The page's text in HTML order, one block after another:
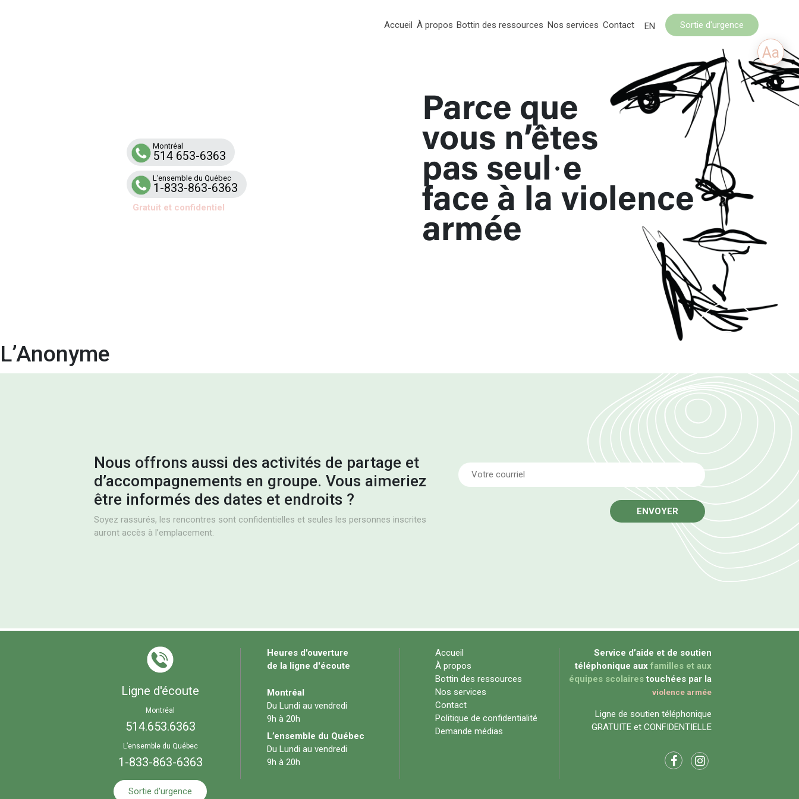
Aa
Montréal
514 653-6363
L’ensemble du Québec
1-833-863-6363
Gratuit et confidentiel
Accueil À propos Bottin des ressources Nos services Contact EN Sortie d'urgence
Parce que
vous n’êtes
pas seul·e
face à la violence
armée
L’Anonyme
Nous offrons aussi des activités de partage et
d’accompagnements en groupe. Vous aimeriez
être informés des dates et endroits ?
Soyez rassurés, les rencontres sont confidentielles et seules les personnes inscrites
auront accès à l’emplacement.
Email
Ligne d'écoute
Montréal
514.653.6363
L’ensemble du Québec
1-833-863-6363
Sortie d'urgence
Accueil
À propos
Bottin des ressources
Nos services
Contact
Politique de confidentialité
Demande médias
Heures d'ouverture
de la ligne d'écoute
Montréal
Du Lundi au vendredi
9h à 20h
L’ensemble du Québec
Du Lundi au vendredi
9h à 20h
Service d’aide et de soutien
téléphonique aux familles et aux
équipes scolairestouchées par la
violence armée
Ligne de soutien téléphonique
GRATUITE et CONFIDENTIELLE